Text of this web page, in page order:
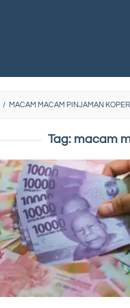
/ MACAM MACAM PINJAMAN
Tag: macam